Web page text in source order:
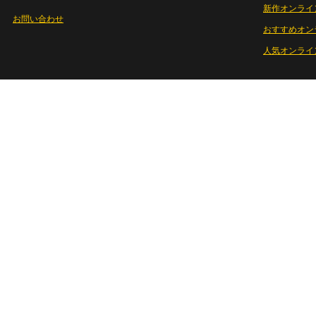
お問い合わせ
新作オンライ
おすすめオ
人気オンラ